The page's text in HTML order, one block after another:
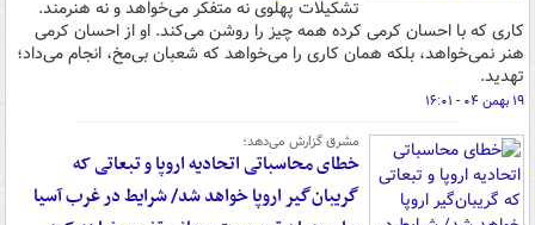
تشکیلات پهلوی نه متفکر می‌خواهد و نه هنرمند.
کاری که با احسان کرمی کرده همه چیز را روشن می‌کند. او از احسان کرمی
هنر نمی‌خواهد، بلکه همان کاری را می‌خواهد که شعبان بی‌مخ، انجام می‌داد؛
تهدید.
۱۹ بهمن ۰۴ - ۱۶:۰۱
مشرق گزارش می‌دهد؛
خطای محاسباتی اتحادیه اروپا و تبعاتی که
گریبان‌گیر اروپا خواهد شد/ شرایط در غرب آسیا